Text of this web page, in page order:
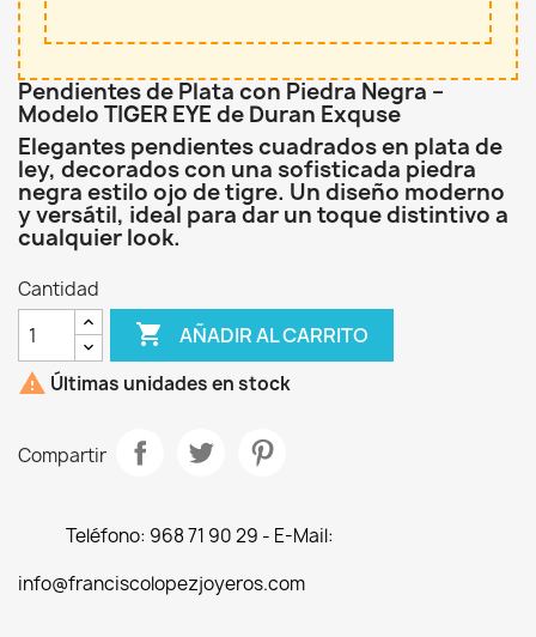
Pendientes de Plata con Piedra Negra –
Modelo TIGER EYE de Duran Exquse
Elegantes pendientes cuadrados en plata de
ley, decorados con una sofisticada piedra
negra estilo ojo de tigre. Un diseño moderno
y versátil, ideal para dar un toque distintivo a
cualquier look.
Cantidad
 AÑADIR AL CARRITO
 Últimas unidades en stock
Compartir
Teléfono: 968 71 90 29 - E-Mail:
info@franciscolopezjoyeros.com